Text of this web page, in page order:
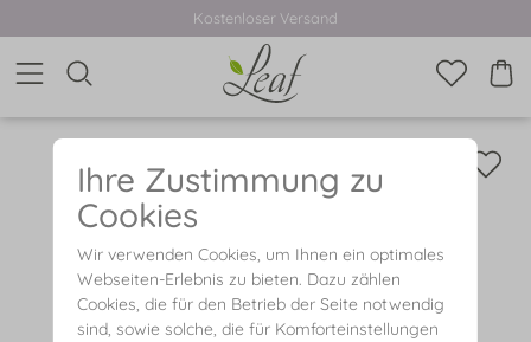
Kostenloser Versand
Ihre Zustimmung zu
Cookies
Wir verwenden Cookies, um Ihnen ein optimales
Webseiten-Erlebnis zu bieten. Dazu zählen
Cookies, die für den Betrieb der Seite notwendig
sind, sowie solche, die für Komforteinstellungen